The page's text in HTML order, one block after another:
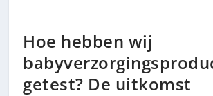
Hoe hebben wij
getest? De uitkomst